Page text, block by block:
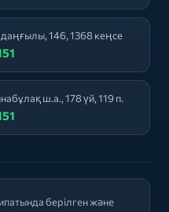
146, 1368 кеңсе
ш.а., 178 үй, 119 п.
берілген және